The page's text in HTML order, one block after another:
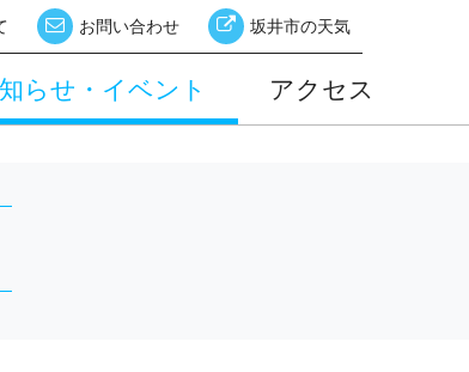
お問い合わせ 坂井市の天気
らせ・イベント アクセス